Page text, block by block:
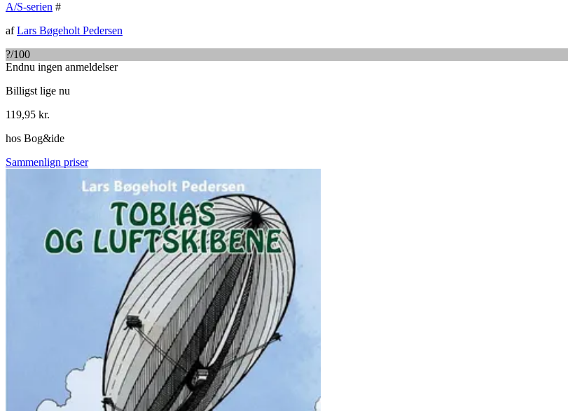
A/S-serien #
afLars Bøgeholt Pedersen
?/100
Endnu ingen anmeldelser
Billigst lige nu
119,95 kr.
hos Bog&ide
Sammenlign priser